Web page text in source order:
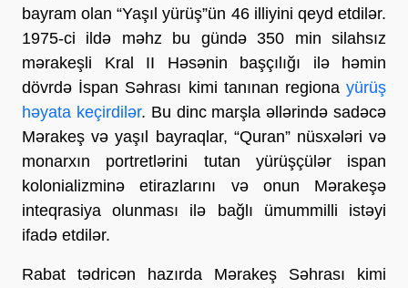
bayram olan “Yaşıl yürüş”ün 46 illiyini qeyd etdilər.
1975-ci ildə məhz bu gündə 350 min silahsız
mərakeşli Kral II Həsənin başçılığı ilə həmin
dövrdə İspan Səhrası kimi tanınan regionayürüş
həyata keçirdilər. Bu dinc marşla əllərində sadəcə
Mərakeş və yaşıl bayraqlar, “Quran” nüsxələri və
monarxın portretlərini tutan yürüşçülər ispan
kolonializminə etirazlarını və onun Mərakeşə
inteqrasiya olunması ilə bağlı ümummilli istəyi
ifadə etdilər.
Rabat tədricən hazırda Mərakeş Səhrası kimi